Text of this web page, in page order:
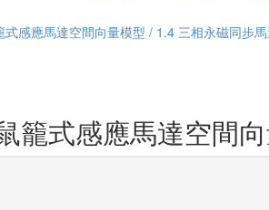
式感應馬達空間向量模型 / 1.4 三相永磁同步
籠式感應馬達空間